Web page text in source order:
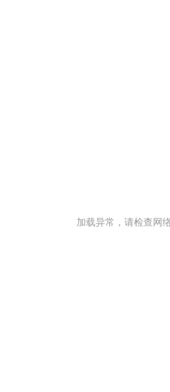
加载异常，请检查网